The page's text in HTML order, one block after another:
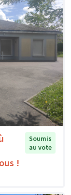
!
Soumis
au vote